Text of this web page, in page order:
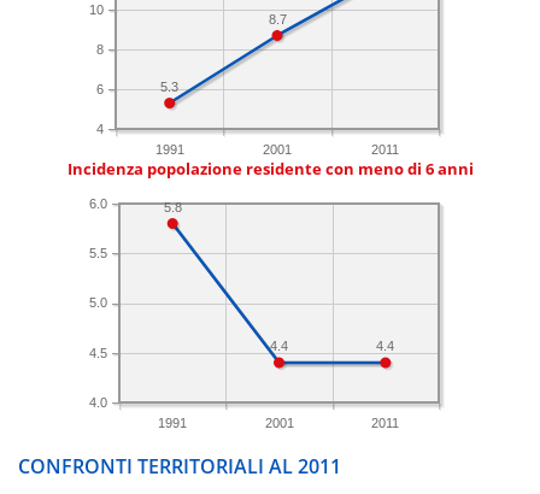
1991 2001 2011
4
6
8
10
8.7
5.3
Incidenza popolazione residente con meno di 6 anni
1991 2001 2011
4.0
4.5
5.0
5.5
6.0
4.4
4.4
5.8
CONFRONTI TERRITORIALI AL 2011